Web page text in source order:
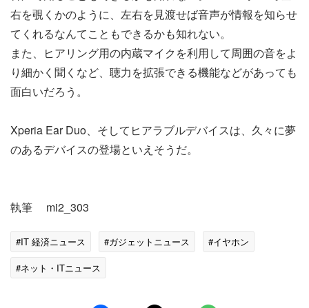
右を覗くかのように、左右を見渡せば音声が情報を知らせ
てくれるなんてこともできるかも知れない。
また、ヒアリング用の内蔵マイクを利用して周囲の音をよ
り細かく聞くなど、聴力を拡張できる機能などがあっても
面白いだろう。
Xperia Ear Duo、そしてヒアラブルデバイスは、久々に夢
のあるデバイスの登場といえそうだ。
執筆 mi2_303
#IT 経済ニュース #ガジェットニュース
#イヤホン
#ネット・ITニュース